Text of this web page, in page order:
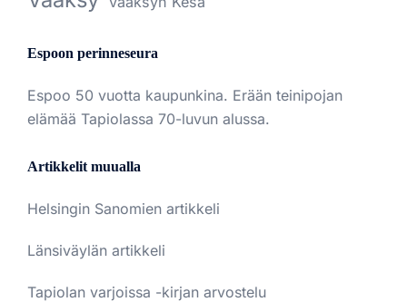
Espoon perinneseura
Espoo 50 vuotta kaupunkina. Erään teinipojan
elämää Tapiolassa 70-luvun alussa.
Artikkelit muualla
Helsingin Sanomien artikkeli
Länsiväylän artikkeli
Tapiolan varjoissa -kirjan arvostelu